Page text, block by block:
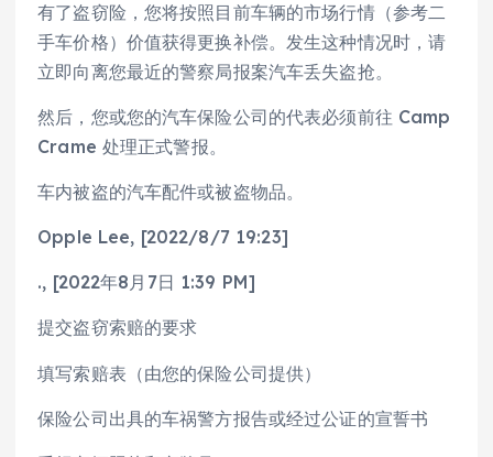
有了盗窃险，您将按照目前车辆的市场行情（参考二
手车价格）价值获得更换补偿。发生这种情况时，请
立即向离您最近的警察局报案汽车丢失盗抢。
然后，您或您的汽车保险公司的代表必须前往 Camp
Crame 处理正式警报。
车内被盗的汽车配件或被盗物品。
Opple Lee, [2022/8/7 19:23]
., [2022年8月7日 1:39 PM]
提交盗窃索赔的要求
填写索赔表（由您的保险公司提供）
保险公司出具的车祸警方报告或经过公证的宣誓书